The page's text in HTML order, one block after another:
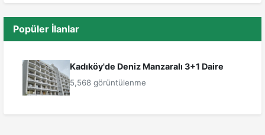
Popüler İlanlar
Kadıköy'de Deniz Manzaralı 3+1 Daire
5,568 görüntülenme